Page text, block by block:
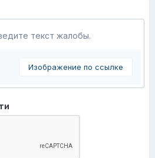
текст жалобы.
Изображение по ссылке